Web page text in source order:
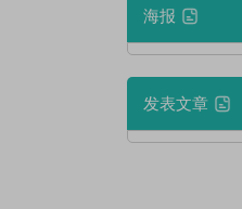
海报
发表文章